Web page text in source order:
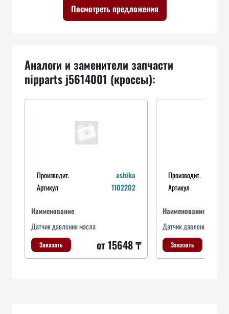
Посмотреть предложения
Аналоги и заменители запчасти
nipparts j5614001 (кроссы):
Производит.
ashika
Артикул
1102202
Наименование
Датчик давления масла
Заказать от 15648 ₸
Производит.
Артикул
Наименование
Датчик давления масла
Заказать